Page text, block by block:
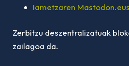
Iametzaren
Zerbitzu deszentralizatuak
zailagoa da.